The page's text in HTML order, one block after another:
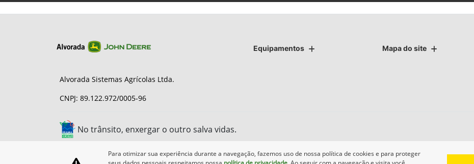
Equipamentos Mapa do site
Alvorada Sistemas Agrícolas Ltda.
CNPJ: 89.122.972/0005-96
No trânsito, enxergar o outro salva vidas.
Para otimizar sua experiência durante a navegação, fazemos uso de nossa política de cookies e para proteger